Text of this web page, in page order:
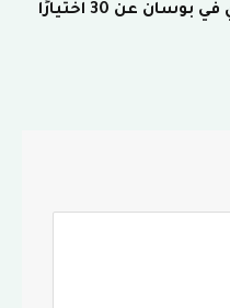
يكشف سوق المشاريع الآسيوي في بوسان عن 30 اختيارًا